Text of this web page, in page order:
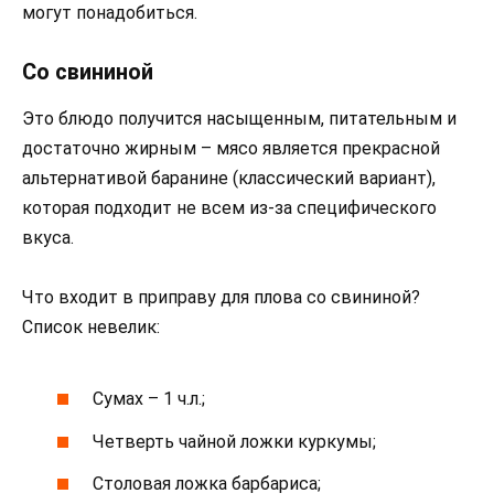
могут понадобиться.
Со свининой
Это блюдо получится насыщенным, питательным и
достаточно жирным – мясо является прекрасной
альтернативой баранине (классический вариант),
которая подходит не всем из-за специфического
вкуса.
Что входит в приправу для плова со свининой?
Список невелик:
Сумах – 1 ч.л.;
Четверть чайной ложки куркумы;
Столовая ложка барбариса;